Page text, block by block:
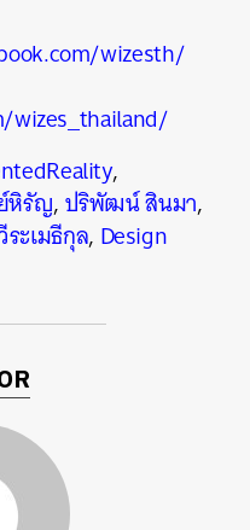
wizesth/
,
หิรัญ,ปริพัฒน์ สินมา,
ะเมธีกุล, Design